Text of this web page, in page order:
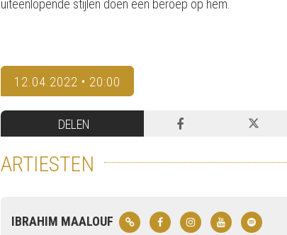
uiteenlopende stijlen doen een beroep op hem.
12.04.2022 • 20:00
DELEN
ARTIESTEN
IBRAHIM MAALOUF